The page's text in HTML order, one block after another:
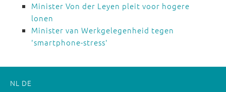
Minister Von der Leyen pleit voor hogere
lonen
Minister van Werkgelegenheid tegen
'smartphone-stress'
NL DE